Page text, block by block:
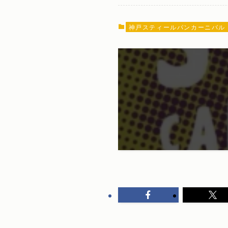
神戸スティールパンカーニバル